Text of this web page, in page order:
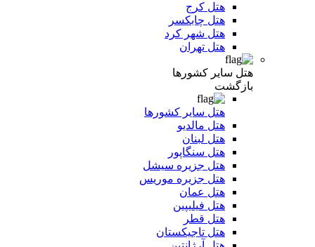
هتل کرج
هتل چابکسر
هتل شهر کرد
هتل تهران
هتل سایر کشورها
بازگشت
هتل سایر کشورها
هتل مالدیو
هتل لبنان
هتل سنگاپور
هتل جزیره سیشل
هتل جزیره موریس
هتل عمان
هتل فیلیپین
هتل قطر
هتل تاجیکستان